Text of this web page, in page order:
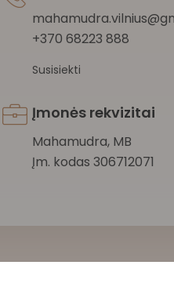
+370 68223 888
Susisiekti
Įmonės rekvizitai
Mahamudra, MB
Įm. kodas 306712071